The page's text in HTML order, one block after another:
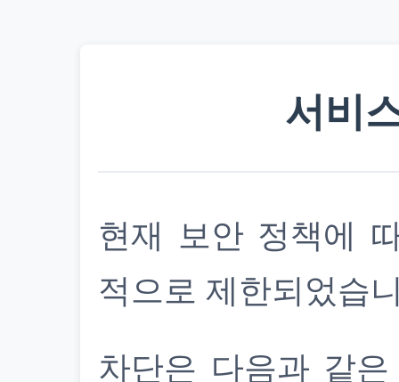
서비
현재 보안 정책에
적으로 제한되었습
차단은 다음과 같